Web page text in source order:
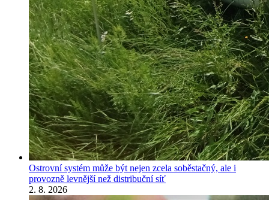
Ostrovní systém může být nejen zcela soběstačný, ale i
provozně levnější než distribuční síť
2. 8. 2026